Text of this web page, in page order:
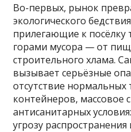
Во-первых, рынок
экологического
прилегающие к посёлку
горами мусора — от
строительного хлама.
вызывает серьёзные
отсутствие нормальных
контейнеров, массовое
антисанитарных
угрозу